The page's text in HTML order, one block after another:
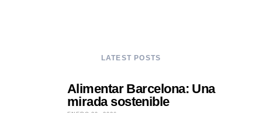
LATEST POSTS
Alimentar Barcelona: Una
mirada sostenible